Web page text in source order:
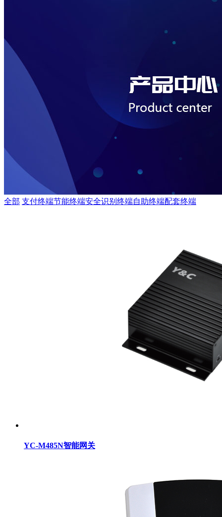
全部 支付终端节能终端安全识别终端自助终端配套终端
YC-M485N智能网关